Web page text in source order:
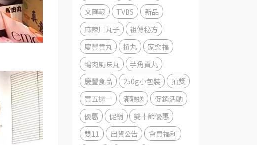
文匯報
TVBS
新品
麻辣川丸子
祖傳秘方
慶豐貢丸
摃丸
家樂福
鴨肉風味丸
芋角貢丸
慶豐食品
250g小包裝
抽獎
買五送一
滿額送
促銷活動
優惠
促銷
雙十節優惠
雙11
出貨公告
會員福利